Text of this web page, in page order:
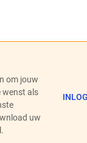
om jouw
wenst als
uw